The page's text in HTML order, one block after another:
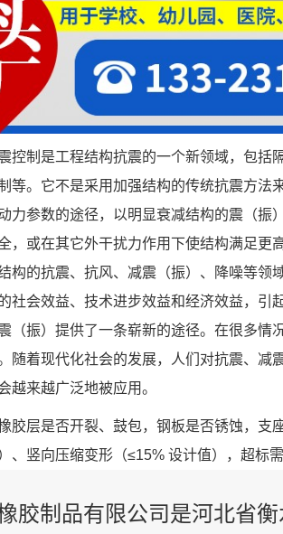
控制是工程结构抗震的一个新领域，包括
等。它不是采用加强结构的传统抗震方法
力参数的途径，以明显衰减结构的震（振
，或在其它外干扰力作用下使结构满足更
构的抗震、抗风、减震（振）、降噪等领
社会效益、技术进步效益和经济效益，引
（振）提供了一条崭新的途径。在很多情
随着现代化社会的发展，人们对抗震、减
越来越广泛地被应用。
胶层是否开裂、鼓包，钢板是否锈蚀，支
、竖向压缩变形（≤15% 设计值），超标
胶制品有限公司是河北省